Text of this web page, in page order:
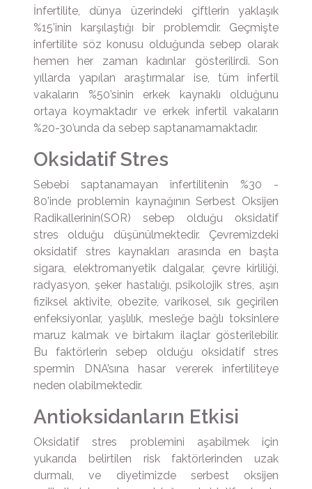
İnfertilite, dünya üzerindeki çiftlerin yaklaşık
%15’inin karşılaştığı bir problemdir. Geçmişte
infertilite söz konusu olduğunda sebep olarak
hemen her zaman kadınlar gösterilirdi. Son
yıllarda yapılan araştırmalar ise, tüm infertil
vakaların %50’sinin erkek kaynaklı olduğunu
ortaya koymaktadır ve erkek infertil vakaların
%20-30’unda da sebep saptanamamaktadır.
Oksidatif Stres
Sebebi saptanamayan infertilitenin %30 -
80’inde problemin kaynağının Serbest Oksijen
Radikallerinin(SOR) sebep olduğu oksidatif
stres olduğu düşünülmektedir. Çevremizdeki
oksidatif stres kaynakları arasında en başta
sigara, elektromanyetik dalgalar, çevre kirliliği,
radyasyon, şeker hastalığı, psikolojik stres, aşırı
fiziksel aktivite, obezite, varikosel, sık geçirilen
enfeksiyonlar, yaşlılık, mesleğe bağlı toksinlere
maruz kalmak ve birtakım ilaçlar gösterilebilir.
Bu faktörlerin sebep olduğu oksidatif stres
spermin DNA’sına hasar vererek infertiliteye
neden olabilmektedir.
Antioksidanların Etkisi
Oksidatif stres problemini aşabilmek için
yukarıda belirtilen risk faktörlerinden uzak
durmalı, ve diyetimizde serbest oksijen